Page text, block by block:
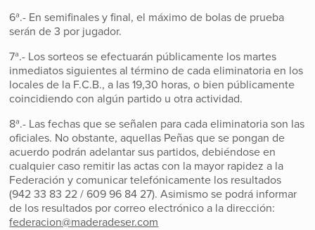
6ª.- En semifinales y final, el máximo de bolas de prueba
serán de 3 por jugador.
7ª.- Los sorteos se efectuarán públicamente los martes
inmediatos siguientes al término de cada eliminatoria en los
locales de la F.C.B., a las 19,30 horas, o bien públicamente
coincidiendo con algún partido u otra actividad.
8ª.- Las fechas que se señalen para cada eliminatoria son las
oficiales. No obstante, aquellas Peñas que se pongan de
acuerdo podrán adelantar sus partidos, debiéndose en
cualquier caso remitir las actas con la mayor rapidez a la
Federación y comunicar telefónicamente los resultados
(942 33 83 22 / 609 96 84 27). Asimismo se podrá informar
de los resultados por correo electrónico a la dirección:
federacion@maderadeser.com